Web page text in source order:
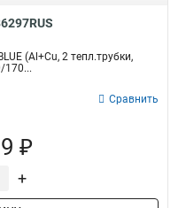
(Al+Cu, 2 тепл.трубки,
170...
Сравнить
₽
+